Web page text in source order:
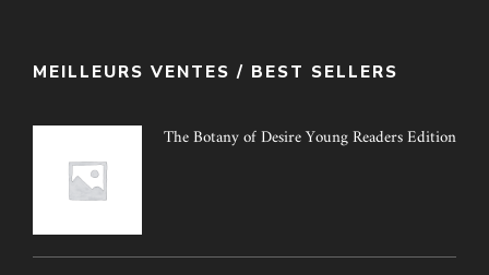
MEILLEURS VENTES / BEST SELLERS
The Botany of Desire Young Readers Edition